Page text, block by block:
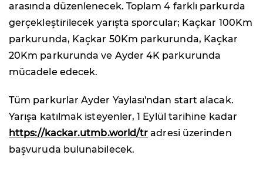
arasında düzenlenecek. Toplam 4 farklı parkurda
gerçekleştirilecek yarışta sporcular; Kaçkar 100Km
parkurunda, Kaçkar 50Km parkurunda, Kaçkar
20Km parkurunda ve Ayder 4K parkurunda
mücadele edecek.
Tüm parkurlar Ayder Yaylası'ndan start alacak.
Yarışa katılmak isteyenler, 1 Eylül tarihine kadar
https://kackar.utmb.world/tr adresi üzerinden
başvuruda bulunabilecek.